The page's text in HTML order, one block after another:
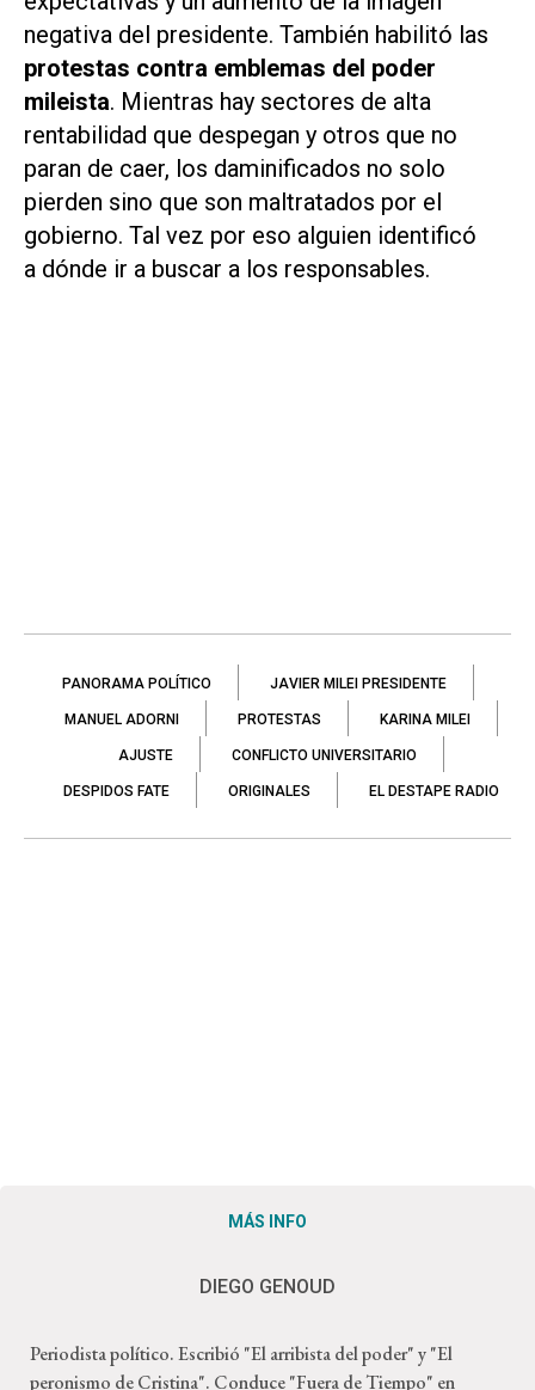
negativa del presidente. También habilitó las
protestas contra emblemas del poder
mileista. Mientras hay sectores de alta
rentabilidad que despegan y otros que no
paran de caer, los daminificados no solo
pierden sino que son maltratados por el
gobierno. Tal vez por eso alguien identificó
a dónde ir a buscar a los responsables.
PANORAMA POLÍTICO JAVIER MILEI PRESIDENTE
MANUEL ADORNI PROTESTAS KARINA MILEI
AJUSTE CONFLICTO UNIVERSITARIO
DESPIDOS FATE ORIGINALES EL DESTAPE RADIO
MÁS INFO
DIEGO GENOUD
Periodista político. Escribió "El arribista del poder" y "El
peronismo de Cristina". Conduce "Fuera de Tiempo" en